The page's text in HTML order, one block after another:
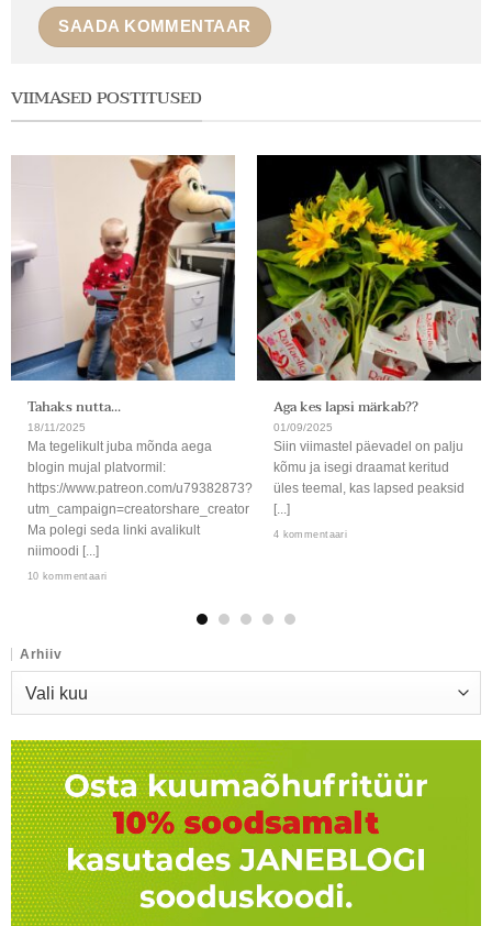
VIIMASED POSTITUSED
Tahaks nutta…
18/11/2025
Ma tegelikult juba mõnda aega
blogin mujal platvormil:
https://www.patreon.com/u79382873?
utm_campaign=creatorshare_creator
Ma polegi seda linki avalikult
niimoodi [...]
10 kommentaari
Aga kes lapsi märkab??
01/09/2025
Siin viimastel päevadel on palju
kõmu ja isegi draamat keritud
üles teemal, kas lapsed peaksid
[...]
4 kommentaari
Arhiiv
Arhiiv